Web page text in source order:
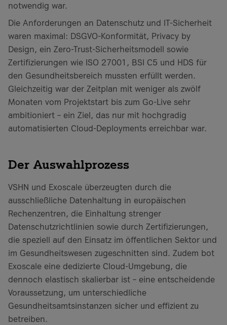
notwendig war.
Die Anforderungen an Datenschutz und IT-Sicherheit
waren maximal: DSGVO-Konformität, Privacy by
Design, ein Zero-Trust-Sicherheitsmodell sowie
Zertifizierungen wie ISO 27001, BSI C5 und HDS für
den Gesundheitsbereich mussten erfüllt werden.
Gleichzeitig war der Zeitplan mit weniger als zwölf
Monaten vom Projektstart bis zum Go-Live sehr
ambitioniert – ein Ziel, das nur mit hochgradig
automatisierten Cloud-Deployments erreichbar war.
Der Auswahlprozess
VSHN und Exoscale überzeugten durch die
ausschließliche Datenhaltung in europäischen
Rechenzentren, die Einhaltung strenger
Datenschutzrichtlinien sowie durch Zertifizierungen,
die speziell auf den Einsatz im öffentlichen Sektor und
im Gesundheitswesen zugeschnitten sind. Zudem bot
Exoscale eine dedizierte Cloud-Umgebung, die
dennoch elastisch skalierbar ist – eine entscheidende
Voraussetzung, um unterschiedliche
Gesundheitsamtsinstanzen sicher und effizient zu
betreiben.